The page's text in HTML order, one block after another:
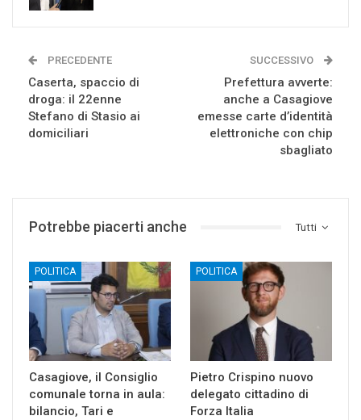
PRECEDENTE
Caserta, spaccio di
droga: il 22enne
Stefano di Stasio ai
domiciliari
SUCCESSIVO
Prefettura avverte:
anche a Casagiove
emesse carte d’identità
elettroniche con chip
sbagliato
Tutti
Potrebbe piacerti anche
POLITICA
Casagiove, il Consiglio
comunale torna in aula:
bilancio, Tari e
POLITICA
Pietro Crispino nuovo
delegato cittadino di
Forza Italia